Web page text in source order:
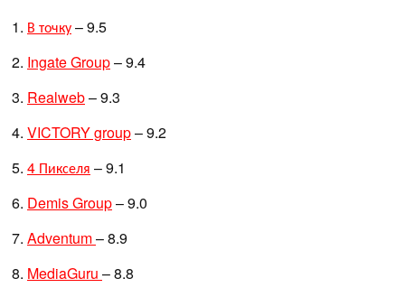
В точку– 9.5
Ingate Group– 9.4
Realweb– 9.3
VICTORY group– 9.2
4 Пикселя – 9.1
Demis Group– 9.0
Adventum– 8.9
MediaGuru – 8.8